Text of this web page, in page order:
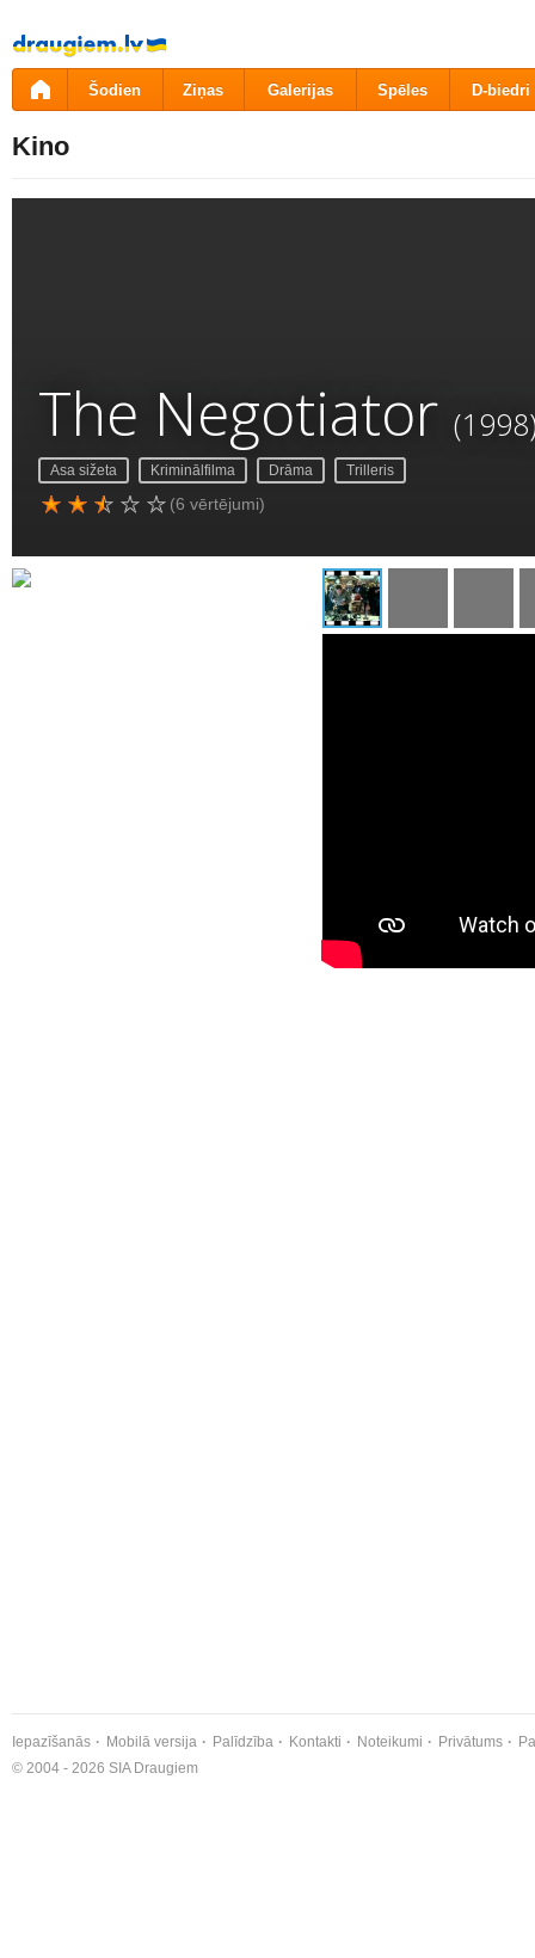
Pāriet
uz
saturu
Šodien Ziņas Galerijas Spēles D-biedri
Kino
The Negotiator
Asa sižeta Kriminālfilma Drāma Trilleris
(6 vērtējumi)
Iepazīšanās Mobilā versija Palīdzība Kontakti Noteikumi Privātums
© 2004 - 2026 SIA Draugiem